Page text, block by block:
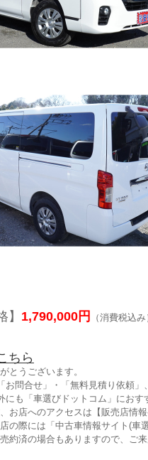
】 1,790,000円 （消費税込み
ちら
とうございます。
お問合せ」・「無料見積り依頼
にも「車選びドットコム」におす
お店へのアクセスは【販売店情報
の際には「中古車情報サイト(車
約済の場合もありますので、ご